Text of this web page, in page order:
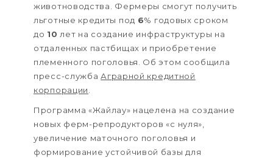
животноводства. Фермеры смогут получить
льготные кредиты под 6% годовых сроком
до 10 лет на создание инфраструктуры на
отдаленных пастбищах и приобретение
племенного поголовья. Об этом сообщила
пресс-служба Аграрной кредитной
корпорации
Программа «Жайлау» нацелена на создание
новых ферм-репродукторов «с нуля»,
увеличение маточного поголовья и
формирование устойчивой базы для